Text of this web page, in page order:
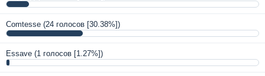
Comtesse (24 голосов [30.38%])
Essave (1 голосов [1.27%])